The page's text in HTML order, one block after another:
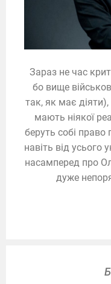
Зараз не час
бо вище
так, як має діяти),
мають ніякої
беруть собі право
навіть від усього
насамперед про
дуже